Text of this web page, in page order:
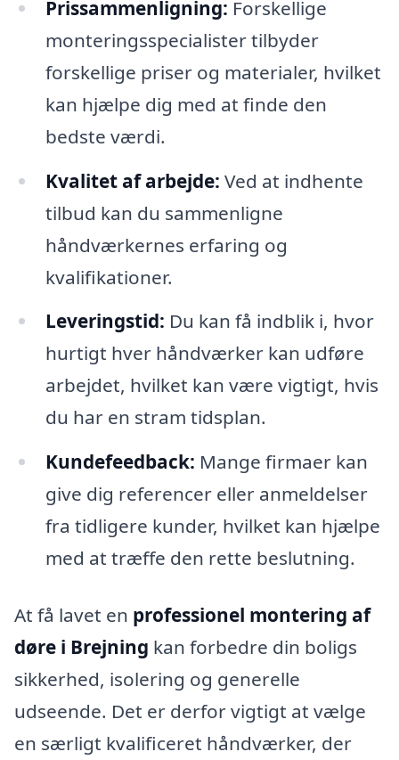
Prissammenligning: Forskellige
monteringsspecialister tilbyder
forskellige priser og materialer, hvilket
kan hjælpe dig med at finde den
bedste værdi.
Kvalitet af arbejde: Ved at indhente
tilbud kan du sammenligne
håndværkernes erfaring og
kvalifikationer.
Leveringstid: Du kan få indblik i, hvor
hurtigt hver håndværker kan udføre
arbejdet, hvilket kan være vigtigt, hvis
du har en stram tidsplan.
Kundefeedback: Mange firmaer kan
give dig referencer eller anmeldelser
fra tidligere kunder, hvilket kan hjælpe
med at træffe den rette beslutning.
At få lavet en professionel montering af
døre i Brejning kan forbedre din boligs
sikkerhed, isolering og generelle
udseende. Det er derfor vigtigt at vælge
en særligt kvalificeret håndværker, der